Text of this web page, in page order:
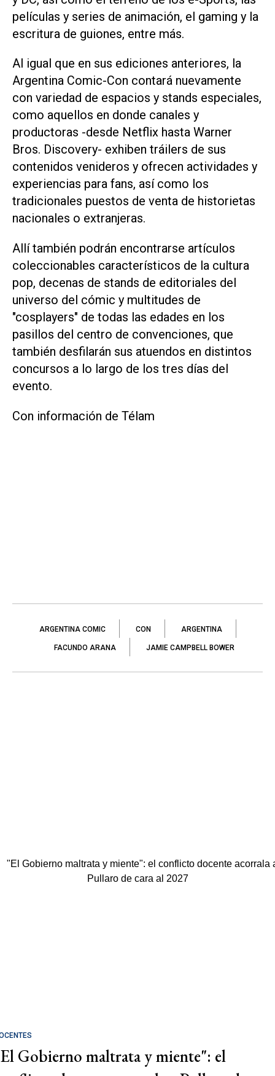
películas y series de animación, el gaming y la
escritura de guiones, entre más.
Al igual que en sus ediciones anteriores, la
Argentina Comic-Con contará nuevamente
con variedad de espacios y stands especiales,
como aquellos en donde canales y
productoras -desde Netflix hasta Warner
Bros. Discovery- exhiben tráilers de sus
contenidos venideros y ofrecen actividades y
experiencias para fans, así como los
tradicionales puestos de venta de historietas
nacionales o extranjeras.
Allí también podrán encontrarse artículos
coleccionables característicos de la cultura
pop, decenas de stands de editoriales del
universo del cómic y multitudes de
"cosplayers" de todas las edades en los
pasillos del centro de convenciones, que
también desfilarán sus atuendos en distintos
concursos a lo largo de los tres días del
evento.
Con información de Télam
ARGENTINA COMIC CON ARGENTINA
FACUNDO ARANA JAMIE CAMPBELL BOWER
Gobierno maltrata y miente": el